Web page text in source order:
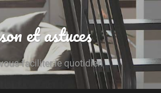
et astuces
faciliter le quotidien